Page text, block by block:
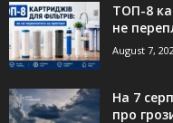
ТОП-8
не
August 7,
На 7
про